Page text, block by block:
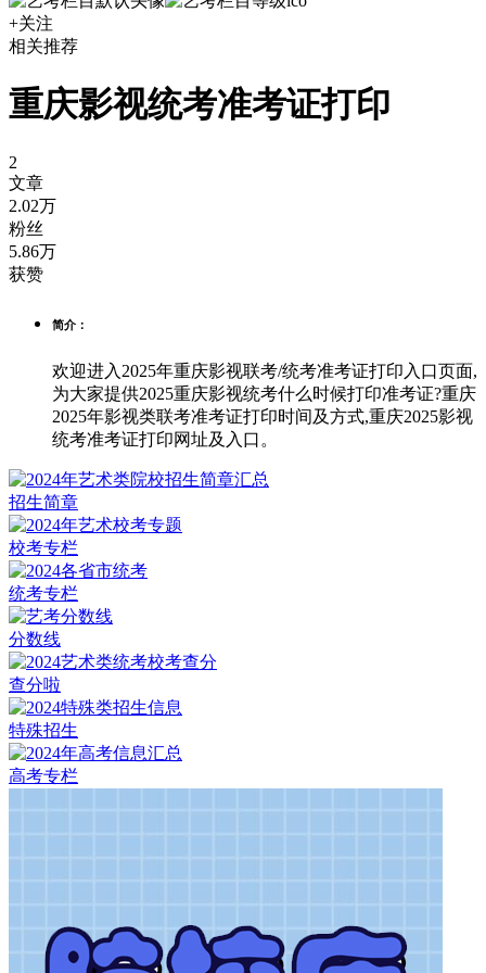
+关注
相关推荐
重庆影视统考准考证打印
2
文章
2.02万
粉丝
5.86万
获赞
简介：
欢迎进入2025年重庆影视联考/统考准考证打印入口页面,
为大家提供2025重庆影视统考什么时候打印准考证?重庆
2025年影视类联考准考证打印时间及方式,重庆2025影视
统考准考证打印网址及入口。
招生简章
校考专栏
统考专栏
分数线
查分啦
特殊招生
高考专栏